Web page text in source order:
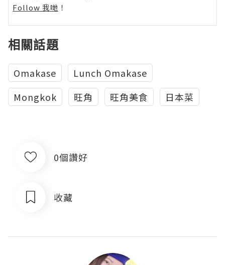
Follow 我哋 ！
相關話題
Omakase
Lunch Omakase
Mongkok
旺角 旺角美食 日本菜
0個讚好
收藏